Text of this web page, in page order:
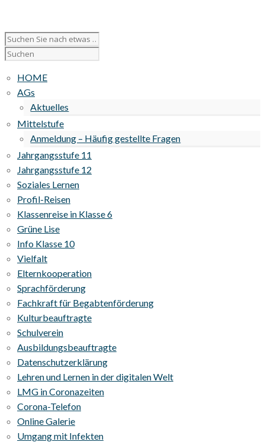
HOME
AGs
Aktuelles
Mittelstufe
Anmeldung – Häufig gestellte Fragen
Jahrgangsstufe 11
Jahrgangsstufe 12
Soziales Lernen
Profil-Reisen
Klassenreise in Klasse 6
Grüne Lise
Info Klasse 10
Vielfalt
Elternkooperation
Sprachförderung
Fachkraft für Begabtenförderung
Kulturbeauftragte
Schulverein
Ausbildungsbeauftragte
Datenschutzerklärung
Lehren und Lernen in der digitalen Welt
LMG in Coronazeiten
Corona-Telefon
Online Galerie
Umgang mit Infekten